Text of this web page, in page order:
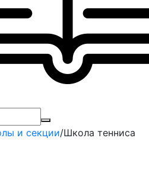
и секции/Школа тенниса